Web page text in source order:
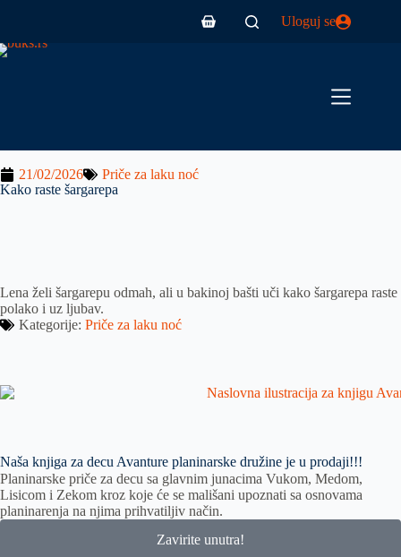
Uloguj se
21/02/2026
Priče za laku noć
Kako raste šargarepa
Lena želi šargarepu odmah, ali u bakinoj bašti uči kako šargarepa raste
polako i uz ljubav.
Kategorije: Priče za laku noć
Naša knjiga za decu Avanture planinarske družine je u prodaji!!!
Planinarske priče za decu sa glavnim junacima Vukom, Medom,
Lisicom i Zekom kroz koje će se mališani upoznati sa osnovama
planinarenja na njima prihvatiljiv način.
Zavirite unutra!